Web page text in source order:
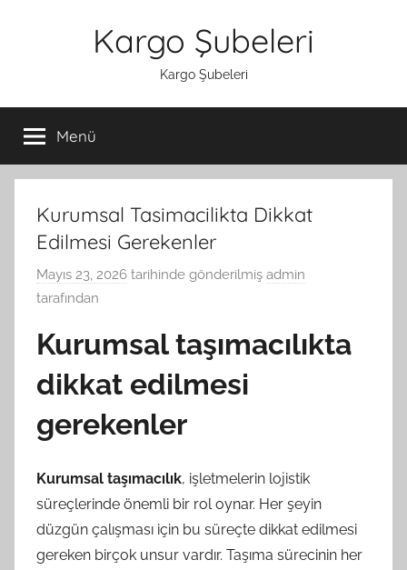
Kargo Şubeleri
Kargo Şubeleri
Menü
Kurumsal Tasimacilikta Dikkat
Edilmesi Gerekenler
Mayıs 23, 2026 tarihinde gönderilmiş admin
tarafından
Kurumsal taşımacılıkta
dikkat edilmesi
gerekenler
Kurumsal taşımacılık, işletmelerin lojistik
süreçlerinde önemli bir rol oynar. Her şeyin
düzgün çalışması için bu süreçte dikkat edilmesi
gereken birçok unsur vardır. Taşıma sürecinin her